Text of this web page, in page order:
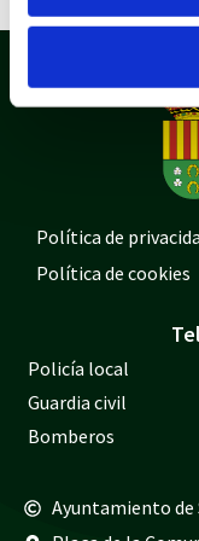
Política de
Política de cookies
Policía local
Guardia civil
Bomberos
Ayuntamiento de